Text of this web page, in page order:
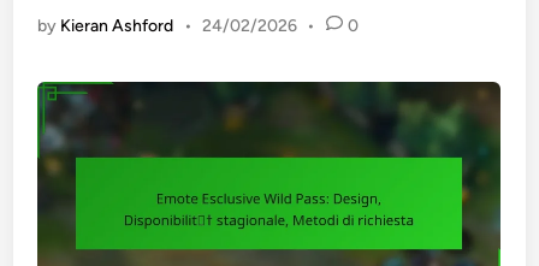
by Kieran Ashford • 24/02/2026 • 0